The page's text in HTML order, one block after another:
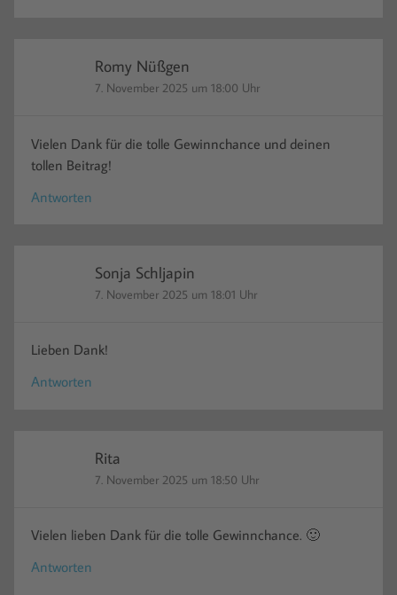
Romy Nüßgen
7. November 2025 um 18:00 Uhr
Vielen Dank für die tolle Gewinnchance und deinen
tollen Beitrag!
Antworten
Sonja Schljapin
7. November 2025 um 18:01 Uhr
Lieben Dank!
Antworten
Rita
7. November 2025 um 18:50 Uhr
Vielen lieben Dank für die tolle Gewinnchance. 🙂
Antworten